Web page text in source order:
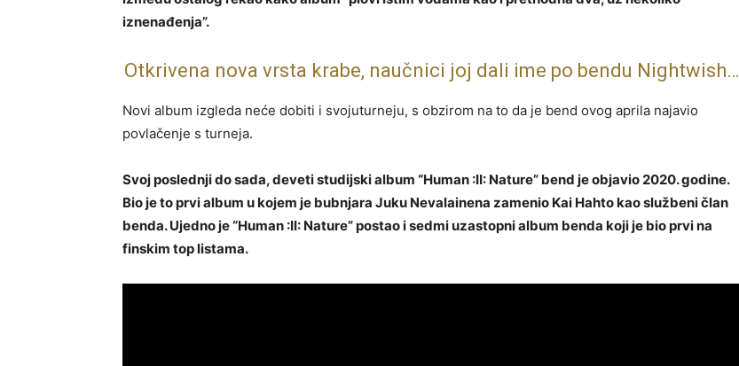
iznenađenja”.
Otkrivena nova vrsta krabe, naučnici joj dali ime po bendu Nightwish…
Novi album izgleda neće dobiti i svojuturneju, s obzirom na to da je bend ovog aprila najavio
povlačenje s turneja.
Svoj poslednji do sada, deveti studijski album “Human :II: Nature” bend je objavio 2020. godine.
Bio je to prvi album u kojem je bubnjara Juku Nevalainena zamenio Kai Hahto kao službeni član
benda. Ujedno je “Human :II: Nature” postao i sedmi uzastopni album benda koji je bio prvi na
finskim top listama.